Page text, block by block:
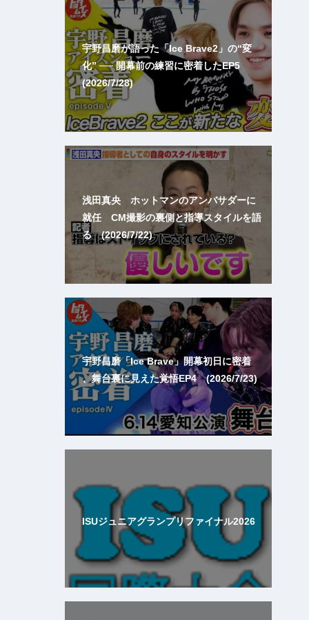
宇野昌磨が語った「Ice Brave2」の“変
化” ── 開幕前の練習に密着したEP5
(2026/7/28)
浅田真央 ホットマンのアンバサダーに
就任 CM撮影の裏側と指導スタイルを語
る (2026/7/22)
宇野昌磨「Ice Brave」開幕初日に密着
、舞台裏に見えた覚悟EP4 (2026/7/23)
ISUジュニアグランプリファイナル2026